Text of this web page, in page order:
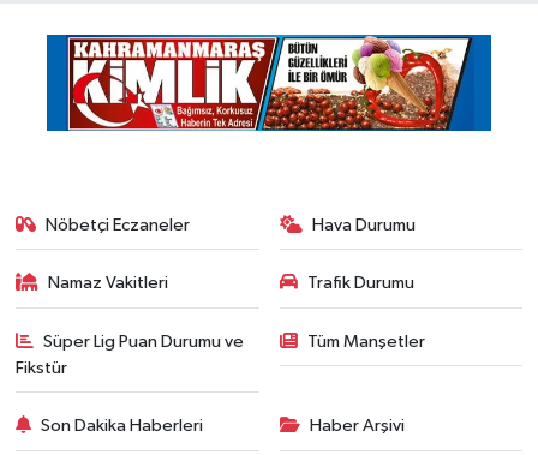
Nöbetçi Eczaneler Hava Durumu
Namaz Vakitleri Trafik Durumu
Süper Lig Puan Durumu ve
Fikstür
Tüm Manşetler
Son Dakika Haberleri Haber Arşivi